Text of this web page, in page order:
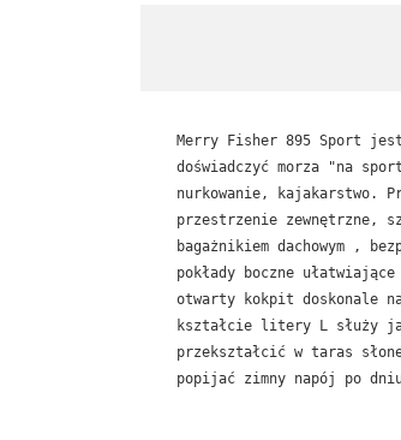
Merry Fisher 895 Sport
doświadczyć morza "na
nurkowanie, kajakarstwo.
przestrzenie zewnętrzne,
bagażnikiem dachowym ,
pokłady boczne
otwarty kokpit doskonale
kształcie litery L służy
przekształcić w taras
popijać zimny napój po dniu